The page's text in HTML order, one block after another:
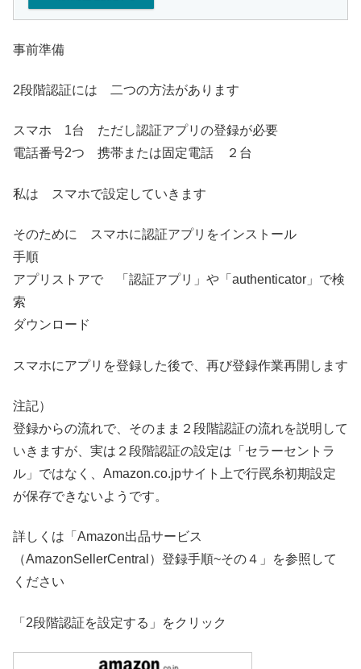
事前準備
2段階認証には 二つの方法があります
スマホ 1台 ただし認証アプリの登録が必要
電話番号2つ 携帯または固定電話 ２台
私は スマホで設定していきます
そのために スマホに認証アプリをインストール
手順
アプリストアで 「認証アプリ」や「authenticator」で検
索
ダウンロード
スマホにアプリを登録した後で、再び登録作業再開します
注記）
登録からの流れで、そのまま２段階認証の流れを説明して
いきますが、実は２段階認証の設定は「セラーセントラ
ル」ではなく、Amazon.co.jpサイト上で行罠糸初期設定
が保存できないようです。
詳しくは「Amazon出品サービス
（AmazonSellerCentral）登録手順~その４」を参照して
ください
「2段階認証を設定する」をクリック